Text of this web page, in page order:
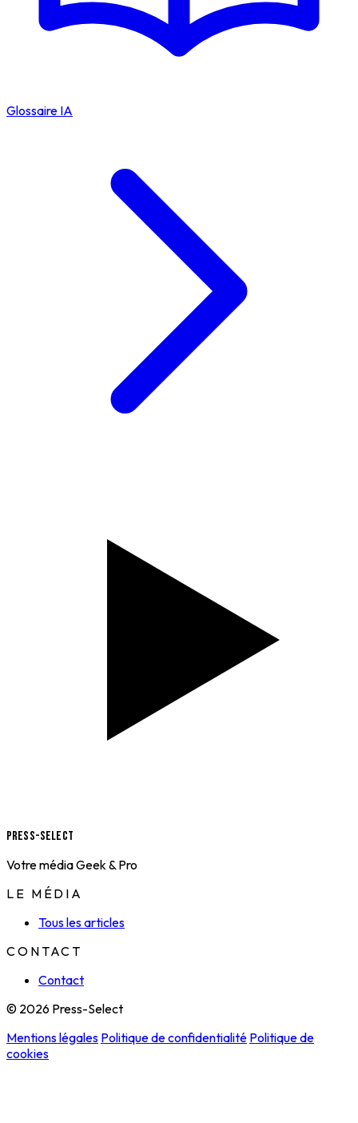
Glossaire IA
Press-Select
Votre média Geek & Pro
LE MÉDIA
Tous les articles
CONTACT
Contact
© 2026 Press-Select
Mentions légales Politique de confidentialité Politique de
cookies